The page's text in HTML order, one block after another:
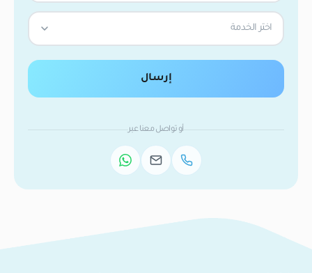
اختر الخدمة
إرسال
أو تواصل معنا عبر